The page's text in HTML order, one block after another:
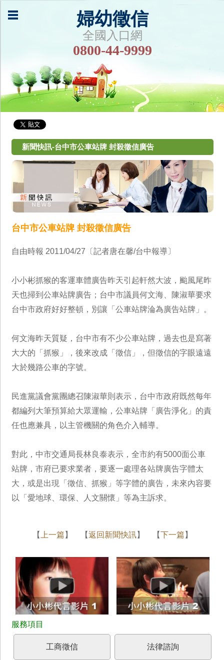
婦幼徵信
全國入口網
0800-44-9999
新聞快訊-台中市公車站牌 封殺徵信廣告
台中市公車站牌 封殺徵信廣告
自由時報 2011/04/27〔記者唐在馨/台中報導〕
小小彬抓猴的客運車體廣告昨天引起軒然大波，颱風尾昨
天也掃到公車站牌廣告；台中市議員何文海、陳淑華要求
台中市政府好好整頓，別讓「公車站牌淪為廣告站牌」。
何文海昨天質疑，台中市有不少公車站牌，過去也是寫著
大大的「抓猴」，後來改成「徵信」，但徵信的字眼遠遠
大於幾路公車的字號。
民進黨議會黨團總召陳淑華則表示，台中市政府既然每年
都編列大筆預算給大眾運輸，公車站牌「廣告淨化」的責
任也應兼具，以主管機關的角色介入輔導。
對此，中市交通局長林良泰表示，全市約有5000面公車
站牌，市府已要求業者，要逐一處理各站牌廣告字體太
大，或是出現「徵信、抓猴」等字體的廣告，未來內容要
以「愛地球、環保、人文關懷」等為主訴求。
【 上一篇 】 【返回新聞快訊】 【下一篇 】
工商徵信 法律諮詢